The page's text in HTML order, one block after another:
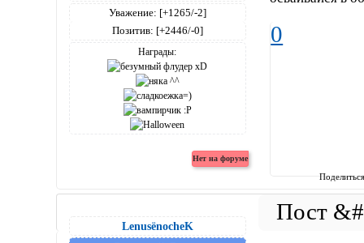
Уважение: [+1265/-2]
Позитив: [+2446/-0]
Награды:
0
LenusёnocheK